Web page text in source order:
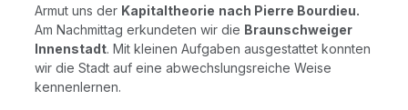
Armut uns der Kapi­tal­theo­rie nach Pierre Bour­dieu.
Am Nach­mit­tag erkun­de­ten wir die Braun­schwei­ger
Innen­stadt. Mit klei­nen Auf­ga­ben aus­ge­stat­tet konn­ten
wir die Stadt auf eine abwechs­lungs­rei­che Wei­se
kennenlernen.